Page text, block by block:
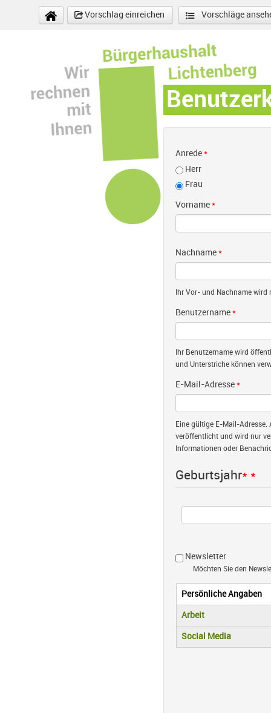
Direkt zum Inhalt
Vorschlag einreichen
Vorschläge
Anrede *
Herr
Frau
Vorname *
Nachname *
Ihr Vor- und Nachname
Benutzername *
Ihr Benutzername wird
und Unterstriche können
E-Mail-Adresse *
Eine gültige E-Mail-Adresse.
veröffentlicht und wird nur
Informationen oder
Geburtsjahr* *
Newsletter
Möchten Sie den
Vertikale
Persönliche Angaben
(aktiver Reiter)
Arbeit
Social Media